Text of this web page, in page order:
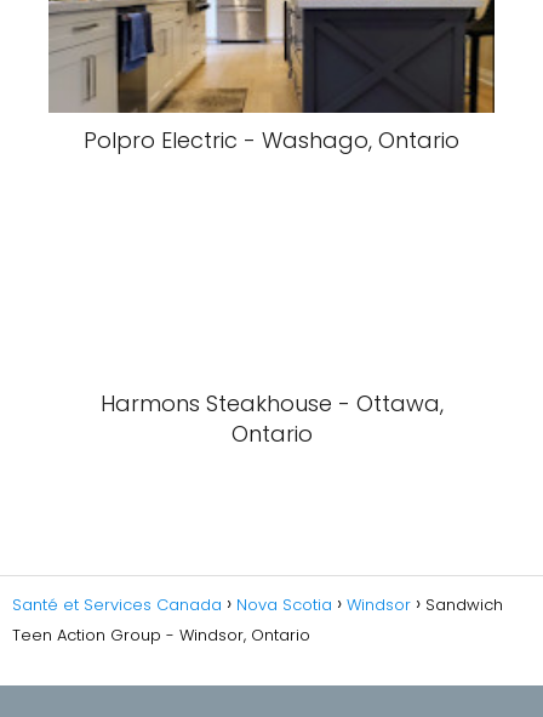
Polpro Electric - Washago, Ontario
Harmons Steakhouse - Ottawa,
Ontario
Santé et Services Canada Nova Scotia Windsor
Sandwich
Teen Action Group - Windsor, Ontario